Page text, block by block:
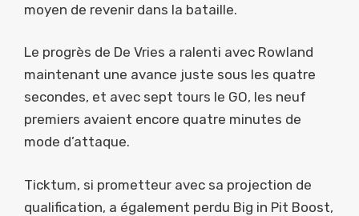
moyen de revenir dans la bataille.
Le progrès de De Vries a ralenti avec Rowland
maintenant une avance juste sous les quatre
secondes, et avec sept tours le GO, les neuf
premiers avaient encore quatre minutes de
mode d’attaque.
Ticktum, si prometteur avec sa projection de
qualification, a également perdu Big in Pit Boost,